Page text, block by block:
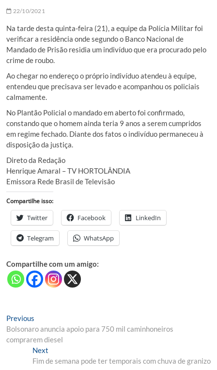
22/10/2021
Na tarde desta quinta-feira (21), a equipe da Polícia Militar foi
verificar a residência onde segundo o Banco Nacional de
Mandado de Prisão residia um indivíduo que era procurado pelo
crime de roubo.
Ao chegar no endereço o próprio indivíduo atendeu à equipe,
entendeu que precisava ser levado e acompanhou os policiais
calmamente.
No Plantão Policial o mandado em aberto foi confirmado,
constando que o homem ainda teria 9 anos a serem cumpridos
em regime fechado. Diante dos fatos o indivíduo permaneceu à
disposição da justiça.
Direto da Redação
Henrique Amaral – TV HORTOLÂNDIA
Emissora Rede Brasil de Televisão
Compartilhe isso:
Twitter Facebook LinkedIn
Telegram WhatsApp
Compartilhe com um amigo:
Navegação
de
Previous
post:
Bolsonaro anuncia apoio para 750 mil caminhoneiros
comprarem diesel
NextNext
post:
Fim de semana pode ter temporais com chuva de granizo